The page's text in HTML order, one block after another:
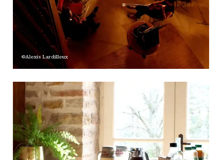
©Alexis Lardilleux